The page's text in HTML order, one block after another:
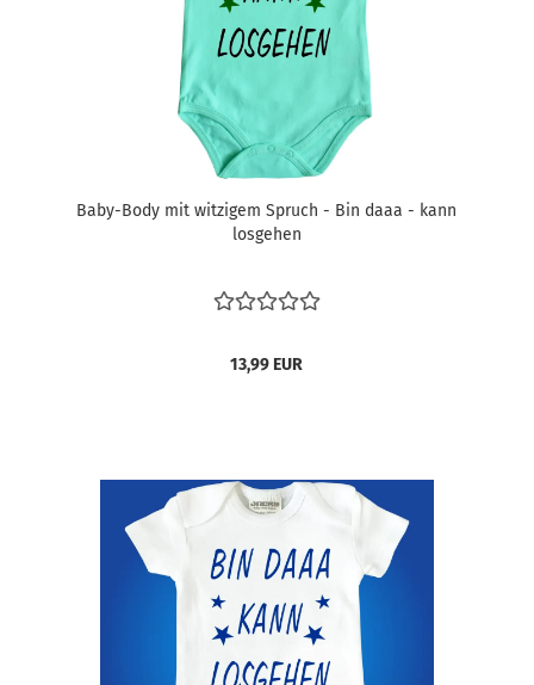
Baby-Body mit witzigem Spruch - Bin daaa - kann
losgehen
13,99 EUR